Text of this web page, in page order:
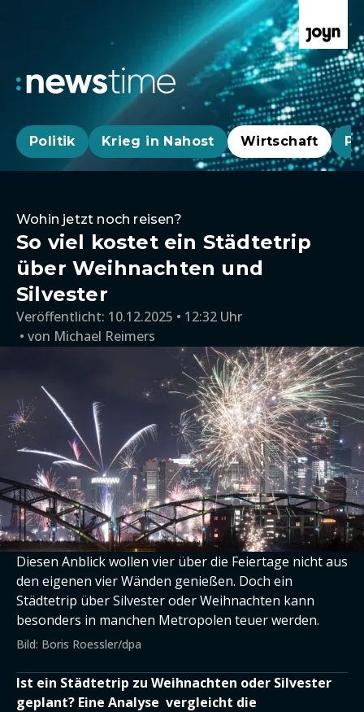
Politik Krieg in Nahost Wirtschaft
Wohin jetzt noch reisen?
So viel kostet ein Städtetrip
über Weihnachten und
Silvester
Veröffentlicht: 10.12.2025 • 12:32 Uhr
von Michael Reimers
Diesen Anblick wollen vier über die Feiertage nicht aus
den eigenen vier Wänden genießen. Doch ein
Städtetrip über Silvester oder Weihnachten kann
besonders in manchen Metropolen teuer werden.
Bild: Boris Roessler/dpa
Ist ein Städtetrip zu Weihnachten oder Silvester
geplant? Eine Analyse vergleicht die